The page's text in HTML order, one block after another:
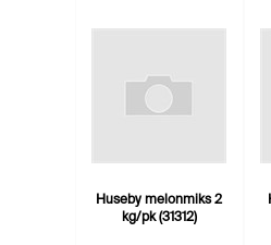
Huseby melonmiks 2
kg/pk (31312)